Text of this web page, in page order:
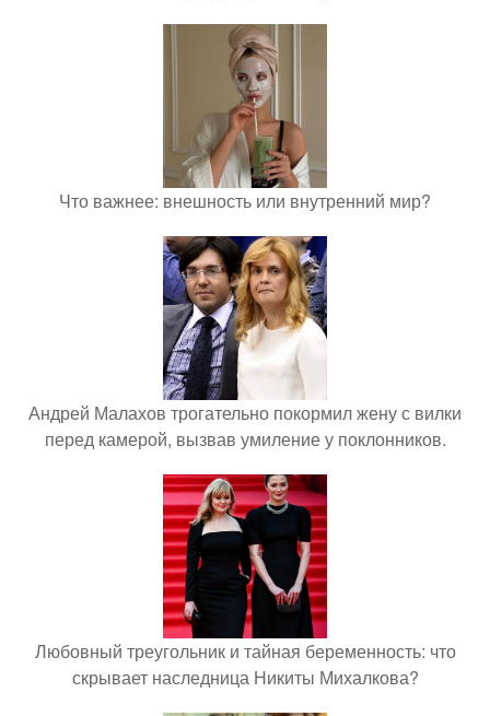
Что важнее: внешность или внутренний мир?
Андрей Малахов трогательно покормил жену с вилки
перед камерой, вызвав умиление у поклонников.
Любовный треугольник и тайная беременность: что
скрывает наследница Никиты Михалкова?